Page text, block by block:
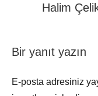
Halim
Bir yanıt yazın
E-posta adresiniz